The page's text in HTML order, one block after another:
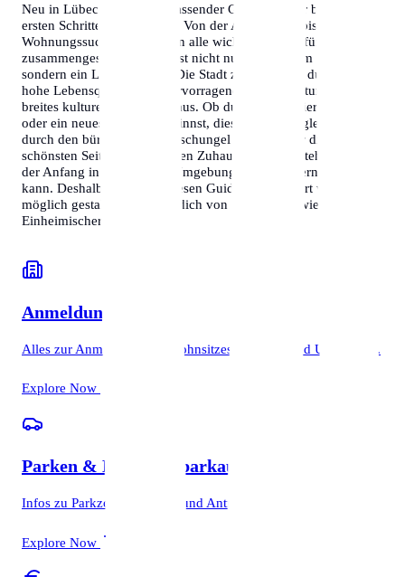
Neu in Lübeck? Unser umfassender Guide hilft dir bei den
ersten Schritten in der Stadt. Von der Anmeldung bis zur
Wohnungssuche – wir haben alle wichtigen Infos für dich
zusammengestellt. Lübeck ist nicht nur ein Ort zum Wohnen,
sondern ein Lebensgefühl. Die Stadt zeichnet sich durch ihre
hohe Lebensqualität, die hervorragende Infrastruktur und ein
breites kulturelles Angebot aus. Ob du beruflich hierher ziehst
oder ein neues Studium beginnst, dieser Guide begleitet dich
durch den bürokratischen Dschungel und zeigt dir die
schönsten Seiten deines neuen Zuhauses. Wir verstehen, dass
der Anfang in einer neuen Umgebung herausfordernd sein
kann. Deshalb haben wir diesen Guide so detailliert wie
möglich gestaltet, damit du dich von Tag eins an wie ein
Einheimischer fühlst.
Anmeldung
Alles zur Anmeldung des Wohnsitzes, Termine und Unterlagen.
Explore Now
Parken & Bewohnerparkausweis
Infos zu Parkzonen, Kosten und Antragstellung.
Explore Now